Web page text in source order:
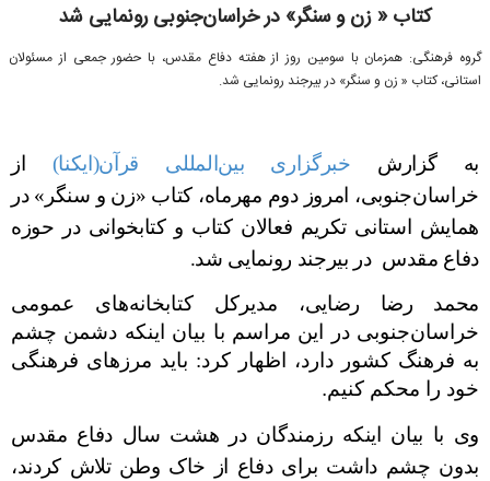
کتاب « زن و سنگر» در خراسان‌جنوبی رونمایی شد
گروه فرهنگی: همزمان با سومین روز از هفته دفاع مقدس، با حضور جمعی از مسئولان
استانی، کتاب « زن و سنگر» در بیرجند رونمایی شد.
به گزارش خبرگزاری بین‌المللی قرآن(ایکنا) از
خراسان‌جنوبی، امروز دوم مهرماه، کتاب «زن و سنگر» در
همایش استانی تکریم فعالان کتاب و کتابخوانی در حوزه
دفاع مقدس در بیرجند رونمایی شد.
محمد رضا رضایی، مدیرکل کتابخانه‌های عمومی
خراسان‌جنوبی در این مراسم با بیان اینکه دشمن چشم
به فرهنگ کشور دارد، اظهار کرد: باید مرزهای فرهنگی
خود را محکم کنیم.
وی با بیان اینکه رزمندگان در هشت سال دفاع مقدس
بدون چشم داشت برای دفاع از خاک وطن تلاش کردند،